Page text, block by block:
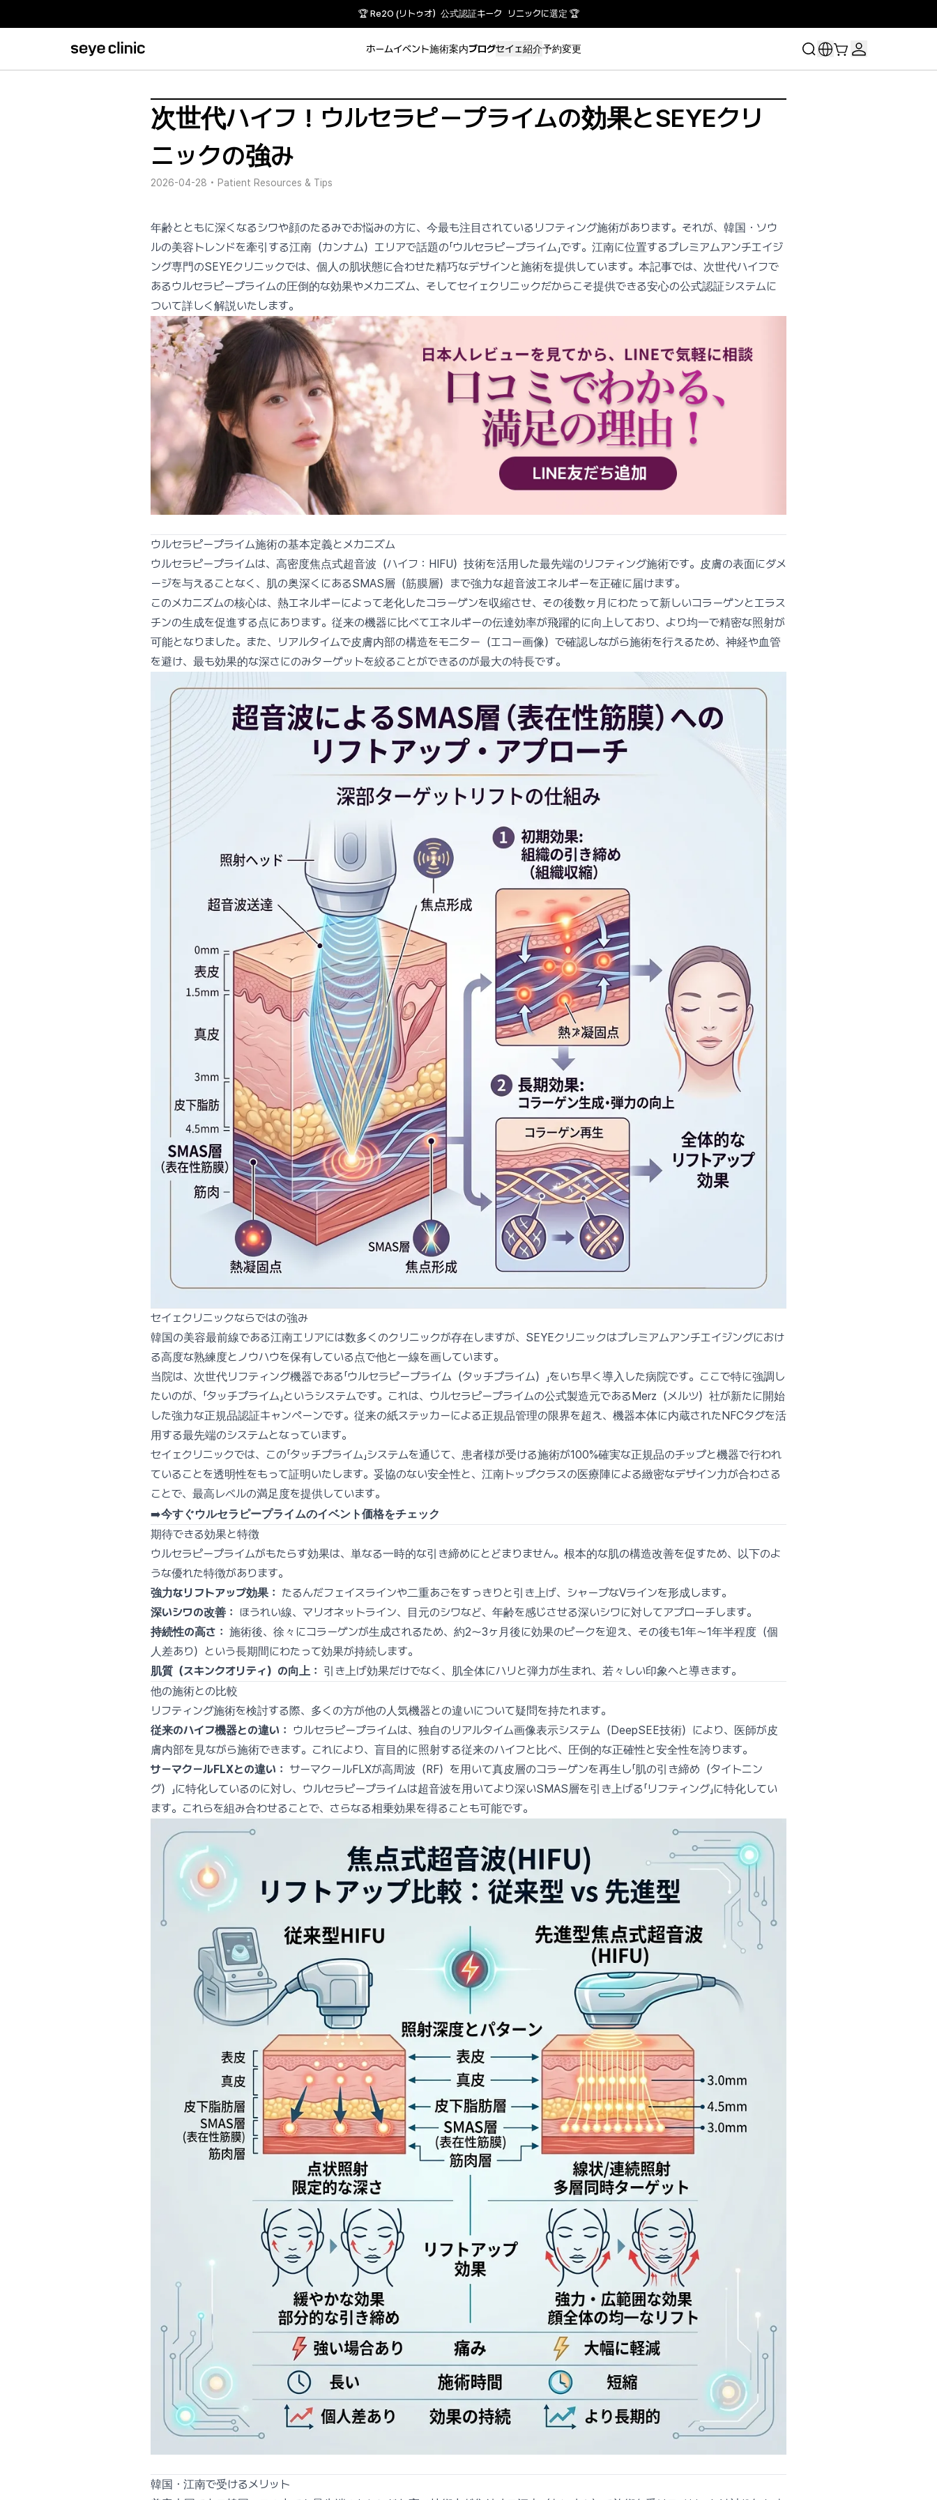
🏆 Re2O (リトゥオ）公式認証キーク リニックに選定 🏆
ホームイベント施術案内ブログセイェ紹介予約変更
次世代ハイフ！ウルセラピープライムの効果とSEYEクリ
ニックの強み
2026-04-28 • Patient Resources & Tips
年齢とともに深くなるシワや顔のたるみでお悩みの方に、今最も注目されているリフティング施術があります。それが、韓国・ソウ
ルの美容トレンドを牽引する江南（カンナム）エリアで話題の「ウルセラピープライム」です。江南に位置するプレミアムアンチエイジ
ング専門のSEYEクリニックでは、個人の肌状態に合わせた精巧なデザインと施術を提供しています。本記事では、次世代ハイフで
あるウルセラピープライムの圧倒的な効果やメカニズム、そしてセイェクリニックだからこそ提供できる安心の公式認証システムに
ついて詳しく解説いたします。
ウルセラピープライム施術の基本定義とメカニズム
ウルセラピープライムは、高密度焦点式超音波（ハイフ：HIFU）技術を活用した最先端のリフティング施術です。皮膚の表面にダメ
ージを与えることなく、肌の奥深くにあるSMAS層（筋膜層）まで強力な超音波エネルギーを正確に届けます。
このメカニズムの核心は、熱エネルギーによって老化したコラーゲンを収縮させ、その後数ヶ月にわたって新しいコラーゲンとエラス
チンの生成を促進する点にあります。従来の機器に比べてエネルギーの伝達効率が飛躍的に向上しており、より均一で精密な照射が
可能となりました。また、リアルタイムで皮膚内部の構造をモニター（エコー画像）で確認しながら施術を行えるため、神経や血管
を避け、最も効果的な深さにのみターゲットを絞ることができるのが最大の特長です。
セイェクリニックならではの強み
韓国の美容最前線である江南エリアには数多くのクリニックが存在しますが、SEYEクリニックはプレミアムアンチエイジングにおけ
る高度な熟練度とノウハウを保有している点で他と一線を画しています。
当院は、次世代リフティング機器である「ウルセラピープライム（タッチプライム）」をいち早く導入した病院です。ここで特に強調し
たいのが、「タッチプライム」というシステムです。これは、ウルセラピープライムの公式製造元であるMerz（メルツ）社が新たに開始
した強力な正規品認証キャンペーンです。従来の紙ステッカーによる正規品管理の限界を超え、機器本体に内蔵されたNFCタグを活
用する最先端のシステムとなっています。
セイェクリニックでは、この「タッチプライム」システムを通じて、患者様が受ける施術が100%確実な正規品のチップと機器で行われ
ていることを透明性をもって証明いたします。妥協のない安全性と、江南トップクラスの医療陣による緻密なデザイン力が合わさる
ことで、最高レベルの満足度を提供しています。
➡️今すぐウルセラピープライムのイベント価格をチェック
期待できる効果と特徴
ウルセラピープライムがもたらす効果は、単なる一時的な引き締めにとどまりません。根本的な肌の構造改善を促すため、以下のよ
うな優れた特徴があります。
強力なリフトアップ効果： たるんだフェイスラインや二重あごをすっきりと引き上げ、シャープなVラインを形成します。
深いシワの改善： ほうれい線、マリオネットライン、目元のシワなど、年齢を感じさせる深いシワに対してアプローチします。
持続性の高さ： 施術後、徐々にコラーゲンが生成されるため、約2〜3ヶ月後に効果のピークを迎え、その後も1年〜1年半程度（個
人差あり）という長期間にわたって効果が持続します。
肌質（スキンクオリティ）の向上： 引き上げ効果だけでなく、肌全体にハリと弾力が生まれ、若々しい印象へと導きます。
他の施術との比較
リフティング施術を検討する際、多くの方が他の人気機器との違いについて疑問を持たれます。
従来のハイフ機器との違い： ウルセラピープライムは、独自のリアルタイム画像表示システム（DeepSEE技術）により、医師が皮
膚内部を見ながら施術できます。これにより、盲目的に照射する従来のハイフと比べ、圧倒的な正確性と安全性を誇ります。
サーマクールFLXとの違い： サーマクールFLXが高周波（RF）を用いて真皮層のコラーゲンを再生し「肌の引き締め（タイトニン
グ）」に特化しているのに対し、ウルセラピープライムは超音波を用いてより深いSMAS層を引き上げる「リフティング」に特化してい
ます。これらを組み合わせることで、さらなる相乗効果を得ることも可能です。
韓国・江南で受けるメリット